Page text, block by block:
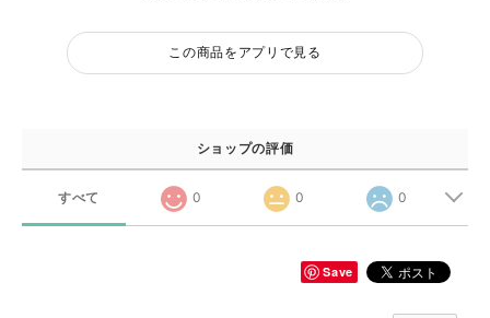
この商品をアプリで見る
ショップの評価
すべて 0 0 0
Save